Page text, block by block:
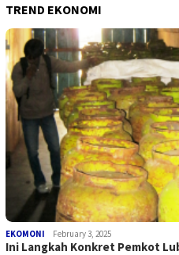
TREND EKONOMI
EKOMONI February 3, 2025
Ini Langkah Konkret Pemkot